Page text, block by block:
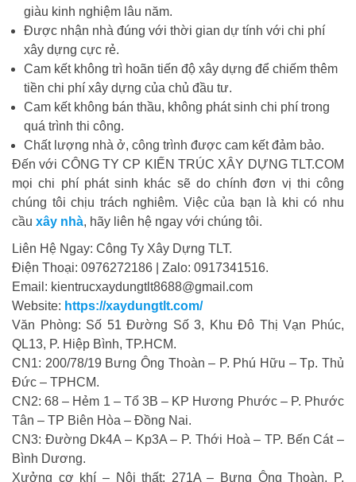
giàu kinh nghiệm lâu năm.
Được nhận nhà đúng với thời gian dự tính với chi phí
xây dựng cực rẻ.
Cam kết không trì hoãn tiến độ xây dựng để chiếm thêm
tiền chi phí xây dựng của chủ đầu tư.
Cam kết không bán thầu, không phát sinh chi phí trong
quá trình thi công.
Chất lượng nhà ở, công trình được cam kết đảm bảo.
Đến với CÔNG TY CP KIẾN TRÚC XÂY DỰNG TLT.COM
mọi chi phí phát sinh khác sẽ do chính đơn vị thi công
chúng tôi chịu trách nghiêm. Việc của bạn là khi có nhu
cầu xây nhà, hãy liên hệ ngay với chúng tôi.
Liên Hệ Ngay: Công Ty Xây Dựng TLT.
Điện Thoại: 0976272186 | Zalo: 0917341516.
Email: kientrucxaydungtlt8688@gmail.com
Website: https://xaydungtlt.com/
Văn Phòng: Số 51 Đường Số 3, Khu Đô Thị Vạn Phúc,
QL13, P. Hiệp Bình, TP.HCM.
CN1: 200/78/19 Bưng Ông Thoàn – P. Phú Hữu – Tp. Thủ
Đức – TPHCM.
CN2: 68 – Hẻm 1 – Tổ 3B – KP Hương Phước – P. Phước
Tân – TP Biên Hòa – Đồng Nai.
CN3: Đường Dk4A – Kp3A – P. Thới Hoà – TP. Bến Cát –
Bình Dương.
Xưởng cơ khí – Nội thất: 271A – Bưng Ông Thoàn, P.